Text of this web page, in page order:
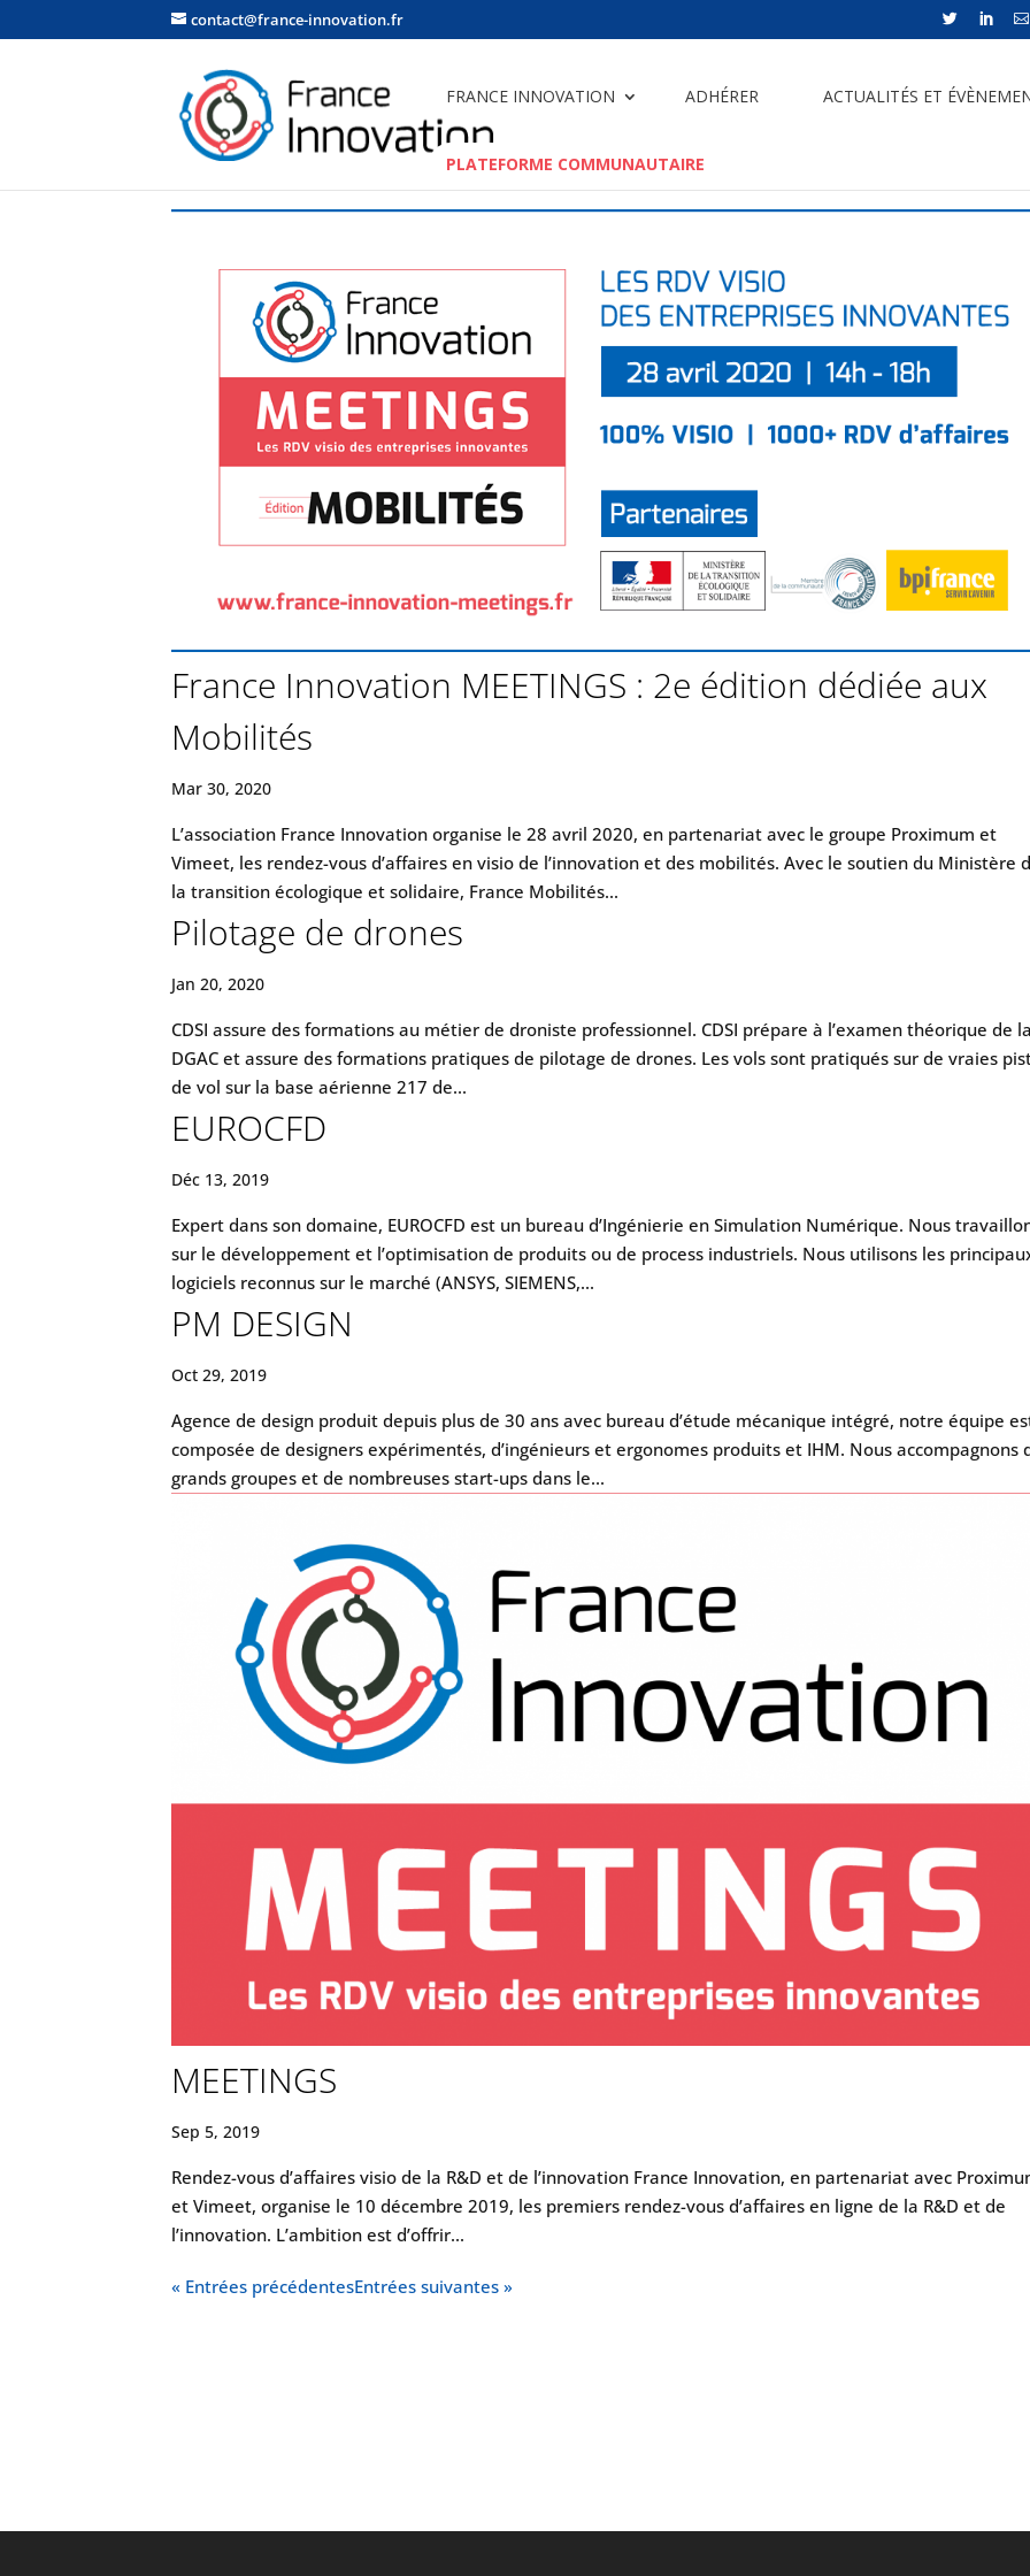
contact@france-innovation.fr   
FRANCE INNOVATION ADHÉRER ACTUALITÉS ET
PLATEFORME COMMUNAUTAIRE
France Innovation MEETINGS : 2e édition dédiée aux
Mobilités
Mar 30, 2020
L’association France Innovation organise le 28 avril 2020, en partenariat avec le groupe Proximum et
Vimeet, les rendez-vous d’affaires en visio de l’innovation et des mobilités. Avec le soutien du Ministère
la transition écologique et solidaire, France Mobilités...
Pilotage de drones
Jan 20, 2020
CDSI assure des formations au métier de droniste professionnel. CDSI prépare à l’examen théorique de
DGAC et assure des formations pratiques de pilotage de drones. Les vols sont pratiqués sur de vraies
de vol sur la base aérienne 217 de...
EUROCFD
Déc 13, 2019
Expert dans son domaine, EUROCFD est un bureau d’Ingénierie en Simulation Numérique. Nous
sur le développement et l’optimisation de produits ou de process industriels. Nous utilisons les
logiciels reconnus sur le marché (ANSYS, SIEMENS,...
PM DESIGN
Oct 29, 2019
Agence de design produit depuis plus de 30 ans avec bureau d’étude mécanique intégré, notre équipe
composée de designers expérimentés, d’ingénieurs et ergonomes produits et IHM. Nous accompagnons
grands groupes et de nombreuses start-ups dans le...
MEETINGS
Sep 5, 2019
Rendez-vous d’affaires visio de la R&D et de l’innovation France Innovation, en partenariat avec
et Vimeet, organise le 10 décembre 2019, les premiers rendez-vous d’affaires en ligne de la R&D et de
l’innovation. L’ambition est d’offrir...
« Entrées précédentesEntrées suivantes »